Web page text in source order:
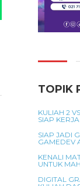
TOPIK
KULIAH 2
SIAP
SIAP JADI
GAMEDEV
KENALI
UNTUK
DIGITAL